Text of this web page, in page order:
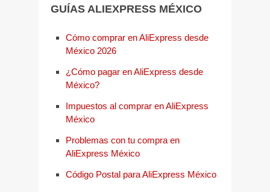
GUÍAS ALIEXPRESS MÉXICO
Cómo comprar en AliExpress desde
México 2026
¿Cómo pagar en AliExpress desde
México?
Impuestos al comprar en AliExpress
México
Problemas con tu compra en
AliExpress México
Código Postal para AliExpress México